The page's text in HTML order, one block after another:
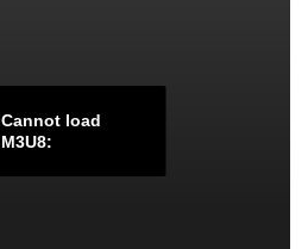
Cannot load
M3U8: